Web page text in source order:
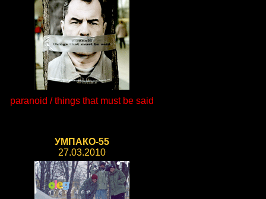
paranoid / things that must be said
УМПАКО-55
27.03.2010